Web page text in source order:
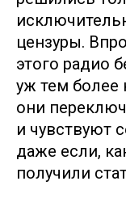
цензуры.
этого радио
уж тем более
они
и чувствуют
даже если,
получили